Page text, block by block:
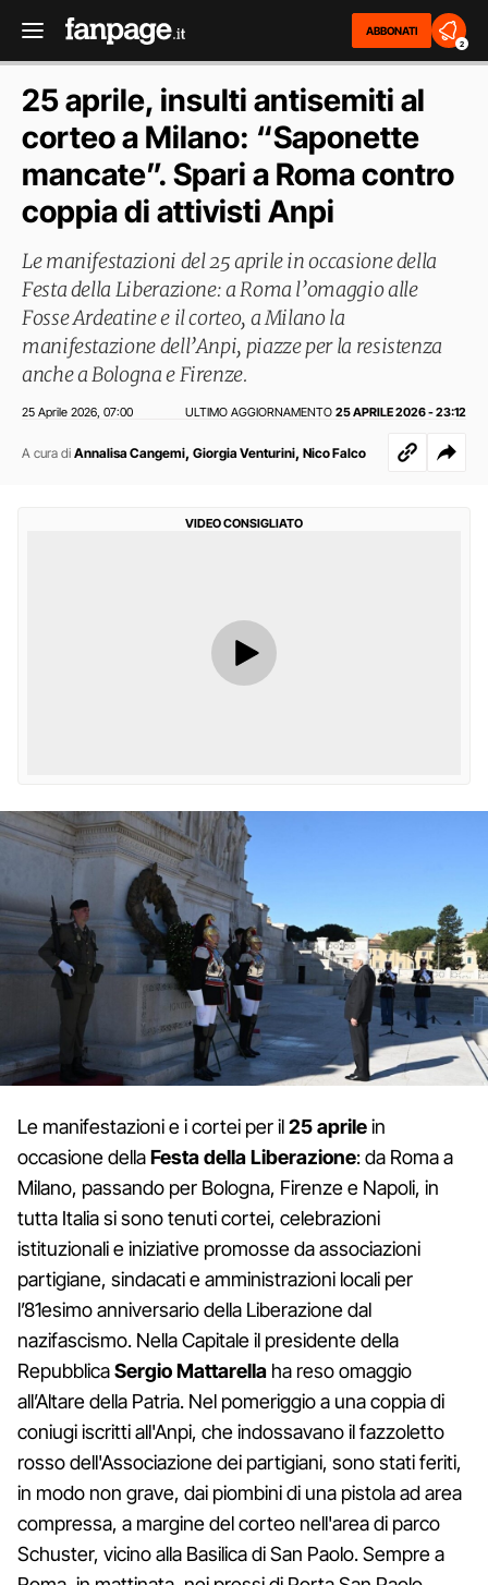
ABBONATI
2
25 aprile, insulti antisemiti al
corteo a Milano: “Saponette
mancate”. Spari a Roma contro
coppia di attivisti Anpi
Le manifestazioni del 25 aprile in occasione della
Festa della Liberazione: a Roma l’omaggio alle
Fosse Ardeatine e il corteo, a Milano la
manifestazione dell’Anpi, piazze per la resistenza
anche a Bologna e Firenze.
25 Aprile 2026 07:00 ULTIMO AGGIORNAMENTO 25 APRILE 2026 - 23:12
A cura di Annalisa Cangemi, Giorgia Venturini, Nico Falco
VIDEO CONSIGLIATO
Le manifestazioni e i cortei per il25 aprilein
occasione dellaFesta della Liberazione: da Roma a
Milano, passando per Bologna, Firenze e Napoli, in
tutta Italia si sono tenuti cortei, celebrazioni
istituzionali e iniziative promosse da associazioni
partigiane, sindacati e amministrazioni locali per
l’81esimo anniversario della Liberazione dal
nazifascismo. Nella Capitale il presidente della
RepubblicaSergio Mattarella ha reso omaggio
all’Altare della Patria. Nel pomeriggio a una coppia di
coniugi iscritti all'Anpi, che indossavano il fazzoletto
rosso dell'Associazione dei partigiani, sono stati feriti,
in modo non grave, dai piombini di una pistola ad area
compressa, a margine del corteo nell'area di parco
Schuster, vicino alla Basilica di San Paolo. Sempre a